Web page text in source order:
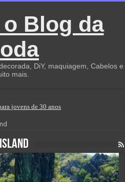
Blog da
DiY, maquiagem, Cabelos e
mais.
jovens de 30 anos